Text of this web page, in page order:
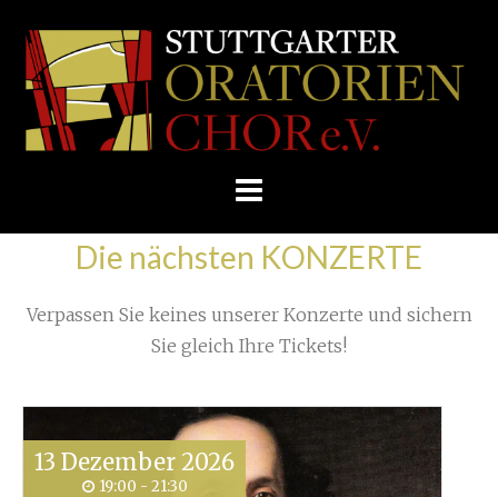
Skip
E.V.
Home Unkategorisiert » /
Die nächsten KONZERTE
Verpassen Sie keines unserer Konzerte und sichern
Sie gleich Ihre Tickets!
13 Dezember 2026
19:00 - 21:30